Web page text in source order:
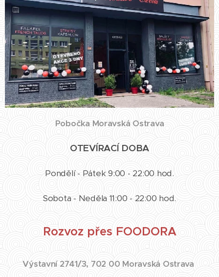
Pobočka Moravská Ostrava
OTEVÍRACÍ DOBA
Pondělí - Pátek 9:00 - 22:00 hod.
Sobota - Neděla 11:00 - 22:00 hod.
Rozvoz přes FOODORA
Výstavní 2741/3, 702 00 Moravská Ostrava